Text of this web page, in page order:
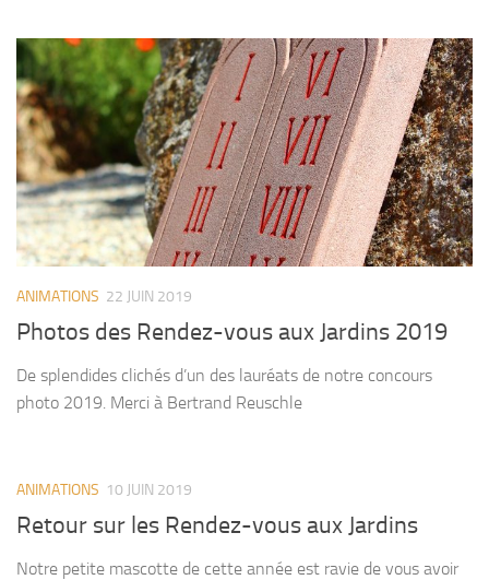
ANIMATIONS 22 JUIN 2019
Photos des Rendez-vous aux Jardins 2019
De splendides clichés d’un des lauréats de notre concours
photo 2019. Merci à Bertrand Reuschle
ANIMATIONS 10 JUIN 2019
Retour sur les Rendez-vous aux Jardins
Notre petite mascotte de cette année est ravie de vous avoir